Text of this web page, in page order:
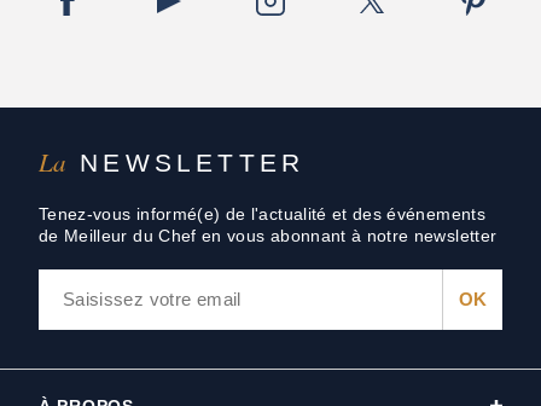
La NEWSLETTER
Tenez-vous informé(e) de l'actualité et des événements
de Meilleur du Chef en vous abonnant à notre newsletter